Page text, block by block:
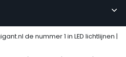
de nummer 1 in LED lichtlijnen |